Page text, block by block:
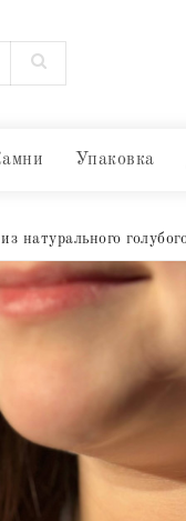
Упаковка
натурального